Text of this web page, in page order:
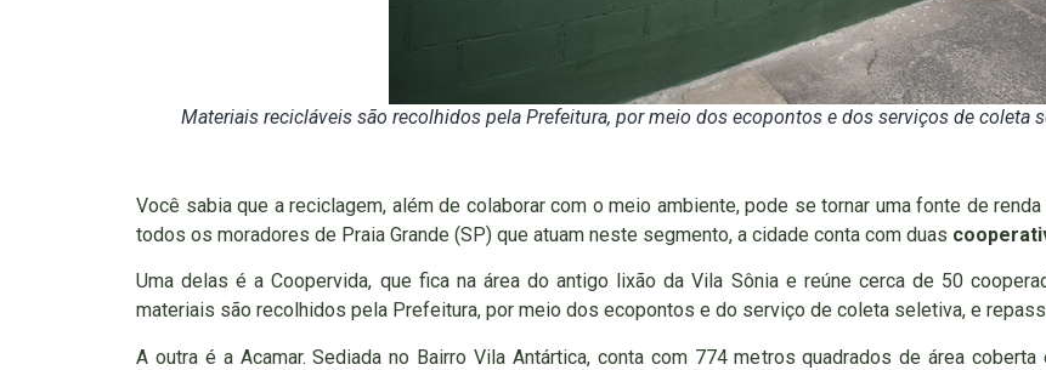
Materiais recicláveis são recolhidos pela Prefeitura, por meio dos ecopontos e dos serviços de coleta
Você sabia que a reciclagem, além de colaborar com o meio ambiente, pode se tornar uma fonte de
todos os moradores de Praia Grande (SP) que atuam neste segmento, a cidade conta com duas
Uma delas é a Coopervida, que fica na área do antigo lixão da Vila Sônia e reúne cerca de 50
materiais são recolhidos pela Prefeitura, por meio dos ecopontos e do serviço de coleta seletiva, e
A outra é a Acamar. Sediada no Bairro Vila Antártica, conta com 774 metros quadrados de área